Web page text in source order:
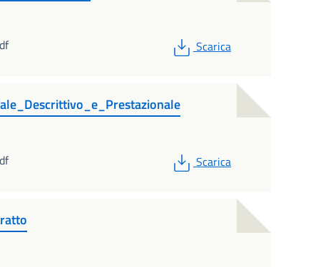
PDF
Scarica
PDF
Scarica